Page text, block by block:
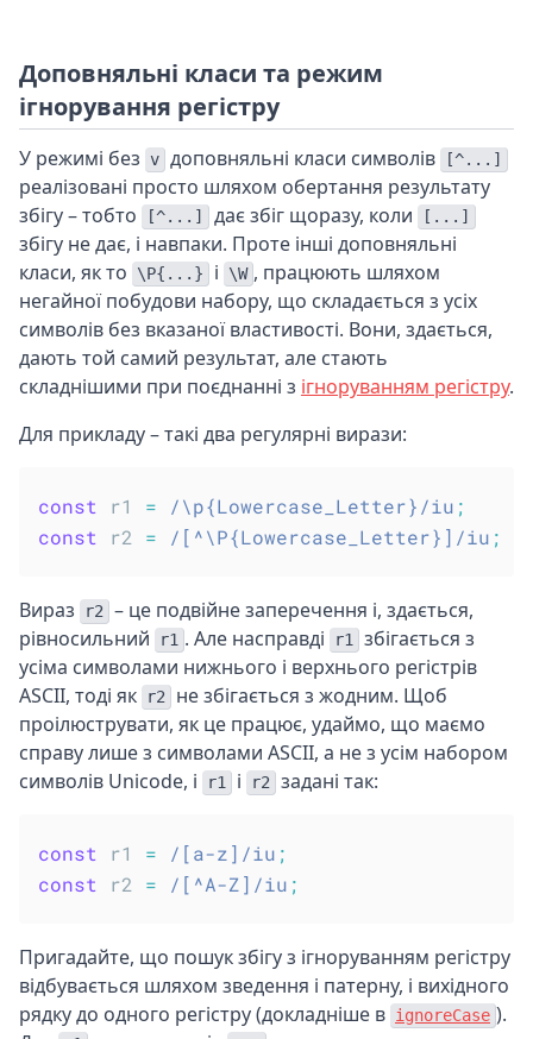
Доповняльні класи та режим
ігнорування регістру
У режимі без v доповняльні класи символів [^...]
реалізовані просто шляхом обертання результату
збігу – тобто
[^...] дає збіг щоразу, коли [...]
збігу не дає, і навпаки. Проте інші доповняльні
класи, як то
\P{...} і \W , працюють шляхом
негайної побудови набору, що складається з усіх
символів без вказаної властивості. Вони, здається,
дають той самий результат, але стають
складнішими при поєднанні з ігноруванням регістру.
Для прикладу – такі два регулярні вирази:
const r1 = /\p{Lowercase_Letter} /iu ;
const r2 = / [^\P{Lowercase_Letter}] /iu ;
Вираз r2
– це подвійне заперечення і, здається,
рівносильний
r1 . Але насправді r1
збігається з
усіма символами нижнього і верхнього регістрів
ASCII, тоді як
r2
не збігається з жодним. Щоб
проілюструвати, як це працює, удаймо, що маємо
справу лише з символами ASCII, а не з усім набором
символів Unicode, і
r1 і r2 задані так:
const r1 = / [a-z] /iu ;
const r2 = / [^A-Z] /iu ;
Пригадайте, що пошук збігу з ігноруванням регістру
відбувається шляхом зведення і патерну, і вихідного
рядку до одного регістру (докладніше в ignoreCase ).